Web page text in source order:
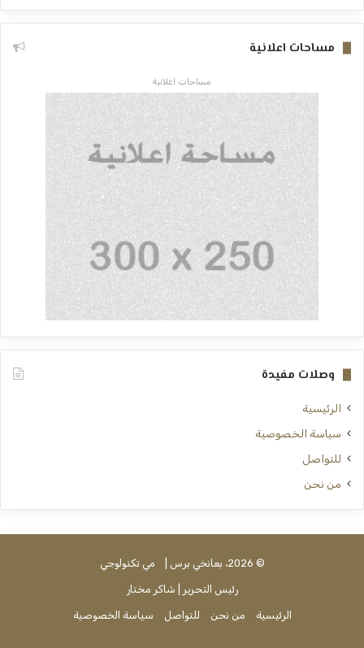
مساحات اعلانية
مساحات اعلانية
وصلات مفيدة
الرئيسية
سياسة الخصوصية
للتواصل
من نحن
© 2026، بعانخي برس | مي تكنولوجي
رئيس التحرير | شاكر مختار
الرئيسية من نحن للتواصل سياسة الخصوصية